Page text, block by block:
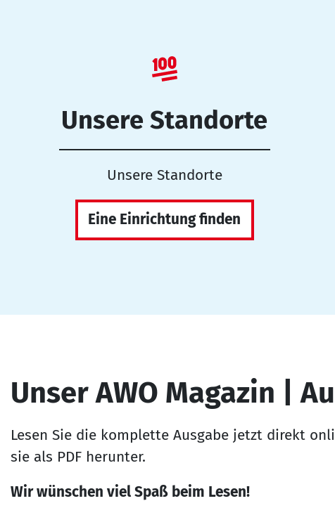
Unsere Standorte
Unsere Standorte
Eine Einrichtung finden
Unser AWO Magazin |
Lesen Sie die komplette Ausgabe jetzt direkt
sie als PDF herunter.
Wir wünschen viel Spaß beim Lesen!